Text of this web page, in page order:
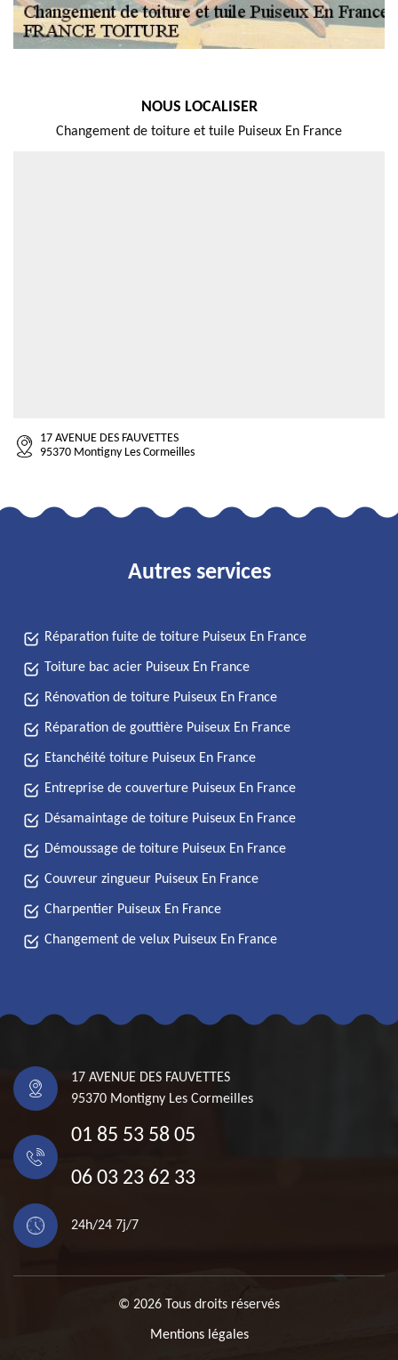
NOUS LOCALISER
Changement de toiture et tuile Puiseux En France
17 AVENUE DES FAUVETTES
95370 Montigny Les Cormeilles
Autres services
Réparation fuite de toiture Puiseux En France
Toiture bac acier Puiseux En France
Rénovation de toiture Puiseux En France
Réparation de gouttière Puiseux En France
Etanchéité toiture Puiseux En France
Entreprise de couverture Puiseux En France
Désamaintage de toiture Puiseux En France
Démoussage de toiture Puiseux En France
Couvreur zingueur Puiseux En France
Charpentier Puiseux En France
Changement de velux Puiseux En France
17 AVENUE DES FAUVETTES
95370 Montigny Les Cormeilles
01 85 53 58 05
06 03 23 62 33
24h/24 7j/7
© 2026 Tous droits réservés
Mentions légales